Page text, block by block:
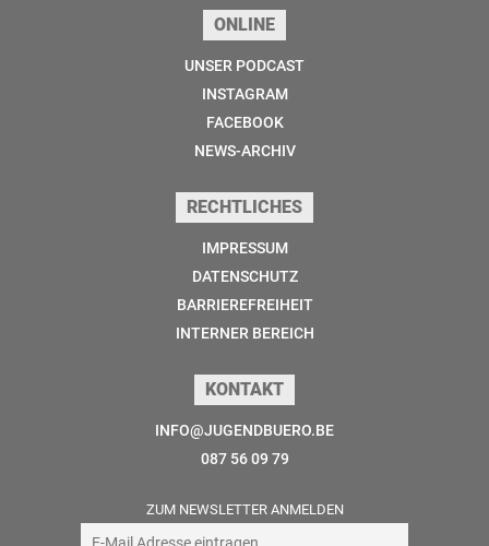
ONLINE
UNSER PODCAST
INSTAGRAM
FACEBOOK
NEWS-ARCHIV
RECHTLICHES
IMPRESSUM
DATENSCHUTZ
BARRIEREFREIHEIT
INTERNER BEREICH
KONTAKT
INFO@JUGENDBUERO.BE
087 56 09 79
ZUM NEWSLETTER ANMELDEN